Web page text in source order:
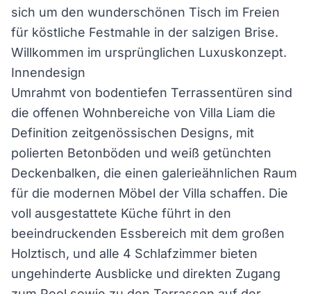
sich um den wunderschönen Tisch im Freien
für köstliche Festmahle in der salzigen Brise.
Willkommen im ursprünglichen Luxuskonzept.
Innendesign
Umrahmt von bodentiefen Terrassentüren sind
die offenen Wohnbereiche von Villa Liam die
Definition zeitgenössischen Designs, mit
polierten Betonböden und weiß getünchten
Deckenbalken, die einen galerieähnlichen Raum
für die modernen Möbel der Villa schaffen. Die
voll ausgestattete Küche führt in den
beeindruckenden Essbereich mit dem großen
Holztisch, und alle 4 Schlafzimmer bieten
ungehinderte Ausblicke und direkten Zugang